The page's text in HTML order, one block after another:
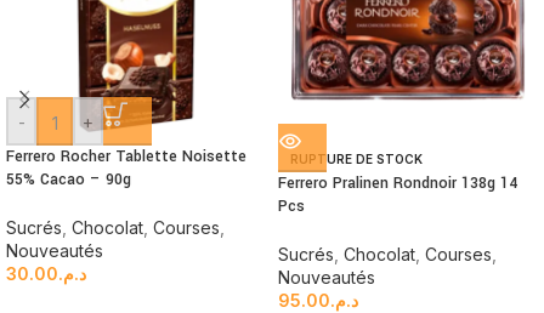
- +
Ferrero Rocher Tablette Noisette
55% Cacao – 90g
Sucrés Chocolat Courses
Nouveautés
د.م.30.00
RUPTURE DE STOCK
Ferrero Pralinen Rondnoir 138g 14
Pcs
Sucrés Chocolat Courses
Nouveautés
د.م.95.00